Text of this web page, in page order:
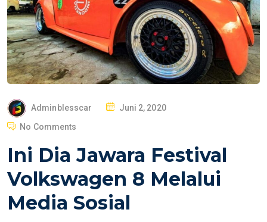
Adminblesscar
T
D
O
Juni 2, 2020
No Comments
Ini Dia Jawara Festival
Volkswagen 8 Melalui
Media Sosial